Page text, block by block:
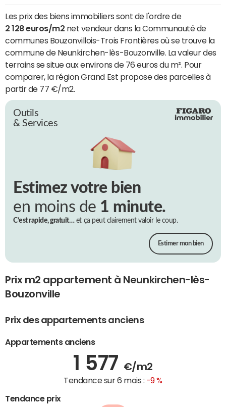
Les prix des biens immobiliers sont de l'ordre de
2 128 euros/m2 net vendeur dans la Communauté de
communes Bouzonvillois-Trois Frontières où se trouve la
commune de Neunkirchen-lès-Bouzonville. La valeur des
terrains se situe aux environs de 76 euros du m². Pour
comparer, la région Grand Est propose des parcelles à
partir de 77 €/m2.
Outils
& Services
Estimez votre bien
en moins de 1 minute.
C’est rapide, gratuit…et ça peut clairement valoir le coup.
Estimer mon bien
Prix m2 appartement à Neunkirchen-lès-
Bouzonville
Prix des appartements anciens
Appartements anciens
1 577 €/m2
Tendance sur 6 mois : -9 %
Tendance prix